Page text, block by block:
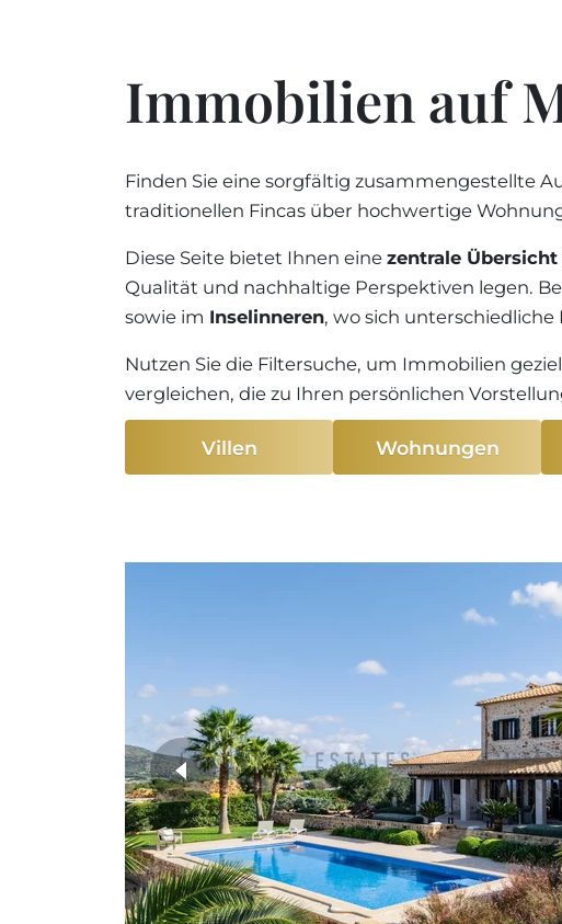
Immobilien auf
Finden Sie eine sorgfältig zusammengestellte
traditionellen Fincas über hochwertige
Diese Seite bietet Ihnen eine zentrale
Qualität und nachhaltige Perspektiven legen.
sowie im Inselinneren, wo sich
Nutzen Sie die Filtersuche, um Immobilien
vergleichen, die zu Ihren persönlichen
Villen Wohnungen
weitere Fotos